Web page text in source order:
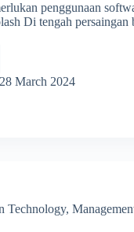
penggunaan
Di tengah persaingan
28 March 2024
Technology,